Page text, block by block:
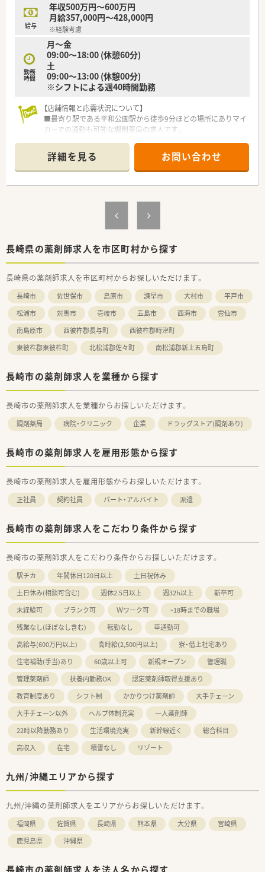
給与
年収500万円～600万円
月給357,000円～428,000円
※経験考慮
勤務
時間
月～金
09:00～18:00 (休憩60分)
土
09:00～13:00 (休憩00分)
※シフトによる週40時間勤務
【店舗情報と応需状況について】
■最寄り駅である平和公園駅から徒歩9分ほどの場所にありマイ
カーでの通勤も可能な調剤薬局の求人です。
に130枚から150枚ほど応需しています。
■正社員4名とパート3名の薬剤師のほかに事務員も5名在籍し
ており全員が女性で構成されている職場です。
■長崎市や佐世保市など長崎県内に合計で13店舗の調剤薬局や
化粧品小売店を展開している企業です。
■管理栄養士や化粧品販売員も在籍しており多角的な視点から
【職場環境と雰囲気】
■全員が女性スタッフで構成されており穏やかでコミュニケー
ションが取りやすい非常に和やかな雰囲気の職場です。
■店舗内は少し手狭な環境ではありますがスタッフ同士が協力
し合いながら効率的に日々の業務を進めています。
■子育てと仕事を両立しているスタッフが多く急なお休みなど
にも柔軟に対応できる助け合いの精神があります。
■地域の医療機関や専門家と連携したチーム医療を推進し平成
ておりスタッフの自己研鑽を全面的に後押ししています。
■月に2回の社内研修を実施しており最新の医療知識の習得やス
キルアップに向けた継続的な学びを提供しています。
詳細を見る お問い合わせ
長崎県の薬剤師求人を市区町村から探す
長崎県の薬剤師求人を市区町村からお探しいただけます。
長崎市 佐世保市 島原市 諫早市 大村市
平戸市
松浦市
対馬市 壱岐市 五島市 西海市
雲仙市
南島原市
西彼杵郡長与町
西彼杵郡時津町
東彼杵郡東彼杵町
北松浦郡佐々町 南松浦郡新上五島町
長崎市の薬剤師求人を業種から探す
長崎市の薬剤師求人を業種からお探しいただけます。
調剤薬局 病院・クリニック 企業 ドラッグストア(調剤あり)
長崎市の薬剤師求人を雇用形態から探す
長崎市の薬剤師求人を雇用形態からお探しいただけます。
正社員 契約社員 パート・アルバイト 派遣
長崎市の薬剤師求人をこだわり条件から探す
長崎市の薬剤師求人をこだわり条件からお探しいただけます。
駅チカ 年間休日120日以上
土日祝休み
土日休み(相談可含む)
週休2.5日以上 週32h以上
新卒可
未経験可
ブランク可 Ｗワーク可
~18時までの職場
残業なし(ほぼなし含む)
転勤なし
車通勤可
高給与(600万円以上)
高時給(2,500円以上)
寮・借上社宅あり
住宅補助(手当)あり
60歳以上可 新規オープン
管理職
管理薬剤師
扶養内勤務OK
認定薬剤師取得支援あり
教育制度あり
シフト制 かかりつけ薬剤師
大手チェーン
大手チェーン以外
ヘルプ体制充実
一人薬剤師
22時以降勤務あり
生活環境充実 新幹線近く
総合科目
高収入
在宅 積雪なし リゾート
九州/沖縄エリアから探す
九州/沖縄の薬剤師求人をエリアからお探しいただけます。
福岡県 佐賀県 長崎県 熊本県 大分県
宮崎県
鹿児島県
沖縄県